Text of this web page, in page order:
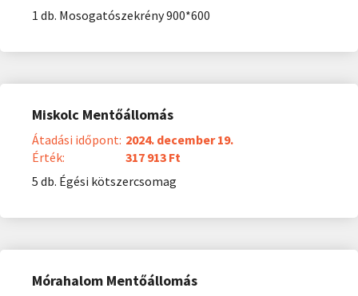
1 db. Mosogatószekrény 900*600
Miskolc Mentőállomás
Átadási időpont: 2024. december 19.
Érték:
317 913 Ft
5 db. Égési kötszercsomag
Mórahalom Mentőállomás